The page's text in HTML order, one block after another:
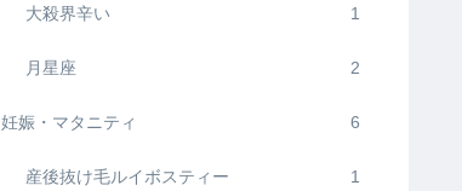
大殺界辛い 1
月星座 2
妊娠・マタニティ 6
産後抜け毛ルイボスティー 1